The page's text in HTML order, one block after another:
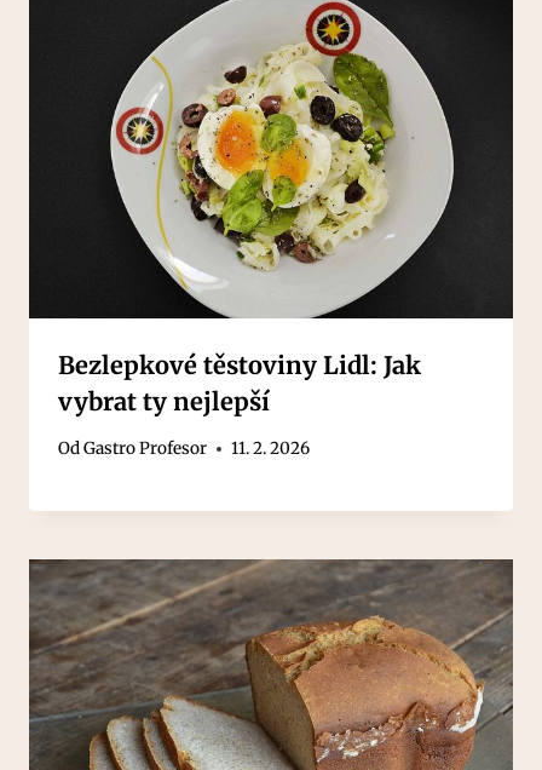
Bezlepkové těstoviny Lidl: Jak
vybrat ty nejlepší
OdGastro Profesor 11. 2. 2026